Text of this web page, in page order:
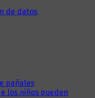
de datos
pañales
los niños pueden